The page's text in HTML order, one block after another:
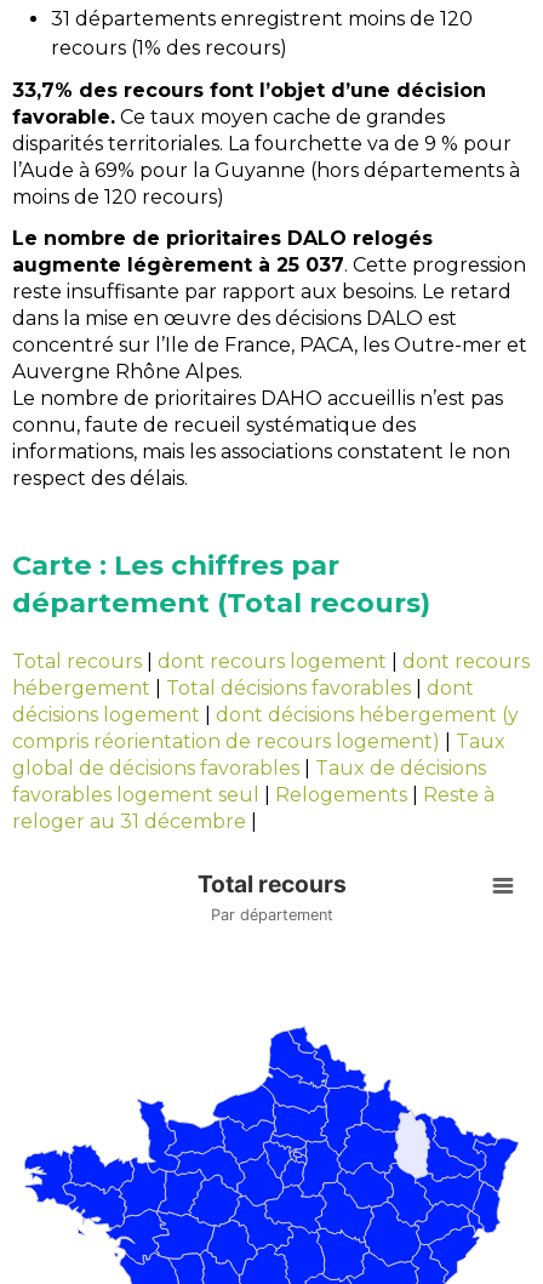
31 départements enregistrent moins de 120
recours (1% des recours)
33,7% des recours font l’objet d’une décision
favorable. Ce taux moyen cache de grandes
disparités territoriales. La fourchette va de 9 % pour
l’Aude à 69% pour la Guyanne (hors départements à
moins de 120 recours)
Le nombre de prioritaires DALO relogés
augmente légèrement à 25 037. Cette progression
reste insuffisante par rapport aux besoins. Le retard
dans la mise en œuvre des décisions DALO est
concentré sur l’Ile de France, PACA, les Outre-mer et
Auvergne Rhône Alpes.
Le nombre de prioritaires DAHO accueillis n’est pas
connu, faute de recueil systématique des
informations, mais les associations constatent le non
respect des délais.
Carte : Les chiffres par
département (Total recours)
Total recours dont recours logement
dont recours
hébergement
Total décisions favorables
dont
décisions logement
dont décisions hébergement (y
compris réorientation de recours logement)
Taux
global de décisions favorables
Taux de décisions
favorables logement seul
Relogements
Reste à
reloger au 31 décembre
Total recours
Par département